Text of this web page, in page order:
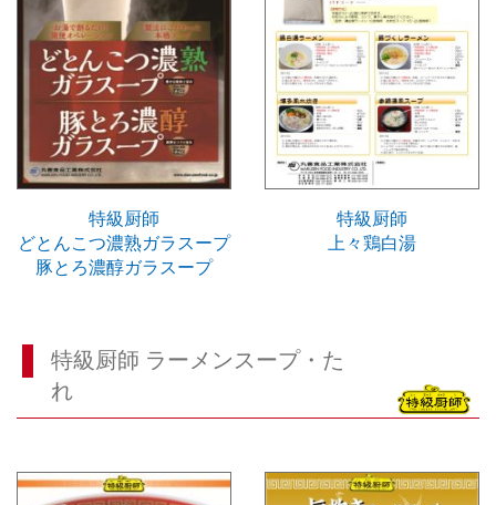
特級厨師
どとんこつ濃熟ガラスープ
豚とろ濃醇ガラスープ
特級厨師
上々鶏白湯
特級厨師 ラーメンスープ・た
れ